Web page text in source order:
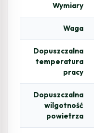
Wymiary
Waga
Dopuszczalna
temperatura
pracy
Dopuszczalna
wilgotność
powietrza